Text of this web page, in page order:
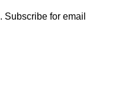
. Subscribe for email